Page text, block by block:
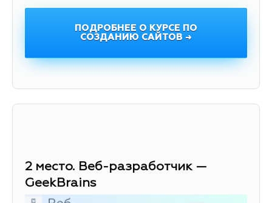
ПОДРОБНЕЕ О КУРСЕ ПО
СОЗДАНИЮ САЙТОВ →
2 место. Веб-разработчик —
GeekBrains